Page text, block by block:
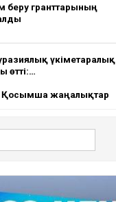
беру гранттарының
үкіметаралық
өтті:…
Қосымша жаңалықтар